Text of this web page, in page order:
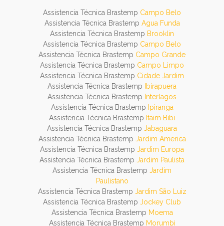
Assistencia Técnica Brastemp Campo Belo
Assistencia Técnica Brastemp Agua Funda
Assistencia Técnica Brastemp Brooklin
Assistencia Técnica Brastemp Campo Belo
Assistencia Técnica Brastemp Campo Grande
Assistencia Técnica Brastemp Campo Limpo
Assistencia Técnica Brastemp Cidade Jardim
Assistencia Técnica Brastemp
Ibirapuera
Assistencia Técnica Brastemp Interlagos
Assistencia Técnica Brastemp Ipiranga
Assistencia Técnica Brastemp Itaim Bibi
Assistencia Técnica Brastemp Jabaguara
Assistencia Técnica Brastemp Jardim America
Assistencia Técnica Brastemp Jardim Europa
Assistencia Técnica Brastemp Jardim Paulista
Assistencia Técnica Brastemp Jardim
Paulistano
Assistencia Técnica Brastemp Jardim São Luiz
Assistencia Técnica Brastemp Jockey Club
Assistencia Técnica Brastemp Moema
Assistencia Técnica Brastemp Morumbi